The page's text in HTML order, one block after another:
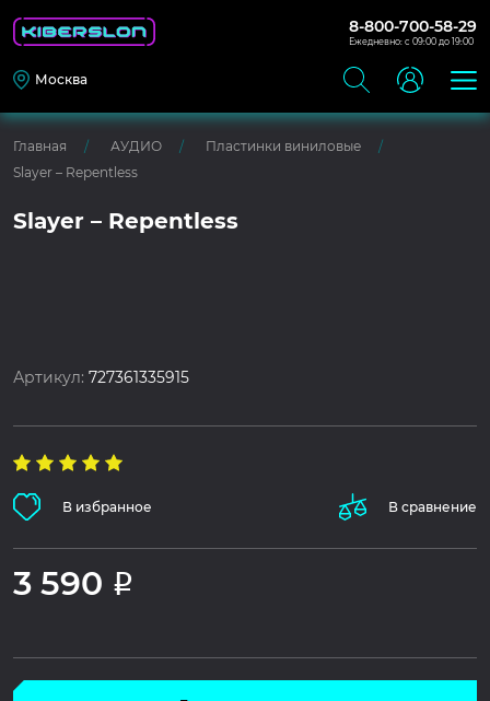
8-800-700-58-29
Ежедневно: с 09:00 до 19:00
Москва
Главная АУДИО
Пластинки виниловые
Slayer – Repentless
Slayer – Repentless
Артикул:727361335915
В избранное В сравнение
3 590 Р